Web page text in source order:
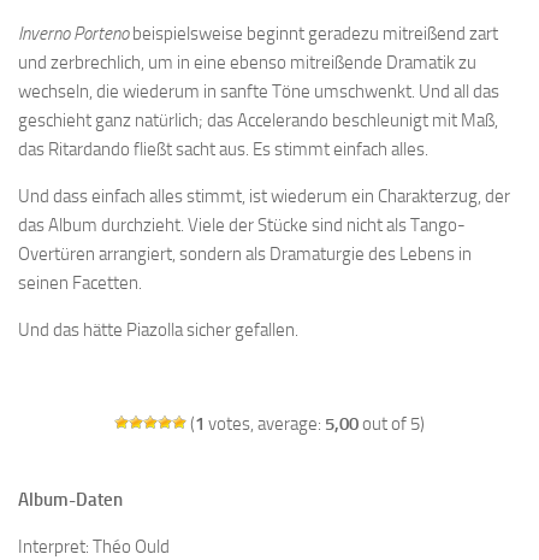
Inverno Portenobeispielsweise beginnt geradezu mitreißend zart
und zerbrechlich, um in eine ebenso mitreißende Dramatik zu
wechseln, die wiederum in sanfte Töne umschwenkt. Und all das
geschieht ganz natürlich; das Accelerando beschleunigt mit Maß,
das Ritardando fließt sacht aus. Es stimmt einfach alles.
Und dass einfach alles stimmt, ist wiederum ein Charakterzug, der
das Album durchzieht. Viele der Stücke sind nicht als Tango-
Overtüren arrangiert, sondern als Dramaturgie des Lebens in
seinen Facetten.
Und das hätte Piazolla sicher gefallen.
(1 votes, average: 5,00out of 5)
Album-Daten
Interpret: Théo Ould